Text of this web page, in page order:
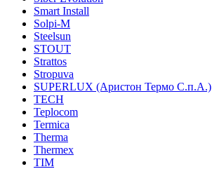
Smart Install
Solpi-M
Steelsun
STOUT
Strattos
Stropuva
SUPERLUX (Аристон Термо С.п.А.)
TECH
Teplocom
Termica
Therma
Thermex
TIM